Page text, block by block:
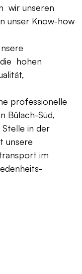
wir unseren
unser Know-how
hohen
professionelle
Bülach-Süd,
in der
unsere
im